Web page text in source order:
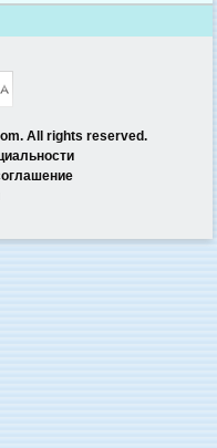
All rights reserved.